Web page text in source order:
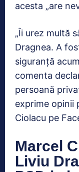
acesta „are
„Îi urez multă
Dragnea. A
siguranță
comenta
persoană
exprime opinii
Ciolacu pe
Marcel
Liviu